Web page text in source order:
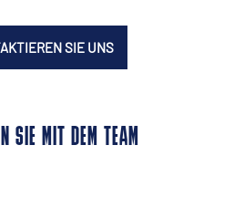
SIE UNS
SIE MIT DEM TEAM